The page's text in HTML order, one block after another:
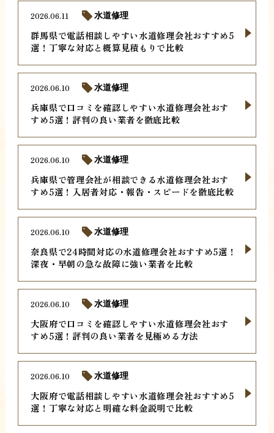
群馬県で電話相談しやすい水道修理会社おすすめ5
選！丁寧な対応と概算見積もりで比較
2026.06.11 水道修理
兵庫県で口コミを確認しやすい水道修理会社おす
すめ5選！評判の良い業者を徹底比較
2026.06.10 水道修理
兵庫県で管理会社が相談できる水道修理会社おす
すめ5選！入居者対応・報告・スピードを徹底比較
2026.06.10 水道修理
奈良県で24時間対応の水道修理会社おすすめ5選！
深夜・早朝の急な故障に強い業者を比較
2026.06.10 水道修理
大阪府で口コミを確認しやすい水道修理会社おす
すめ5選！評判の良い業者を見極める方法
2026.06.10 水道修理
大阪府で電話相談しやすい水道修理会社おすすめ5
選！丁寧な対応と明確な料金説明で比較
2026.06.10 水道修理